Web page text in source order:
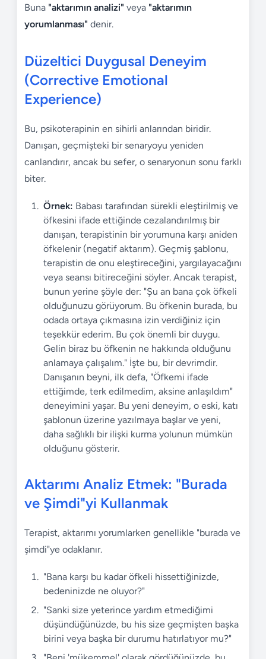
Buna "aktarımın analizi" veya "aktarımın
yorumlanması" denir.
Düzeltici Duygusal Deneyim
(Corrective Emotional
Experience)
Bu, psikoterapinin en sihirli anlarından biridir.
Danışan, geçmişteki bir senaryoyu yeniden
canlandırır, ancak bu sefer, o senaryonun sonu farklı
biter.
Örnek: Babası tarafından sürekli eleştirilmiş ve
öfkesini ifade ettiğinde cezalandırılmış bir
danışan, terapistinin bir yorumuna karşı aniden
öfkelenir (negatif aktarım). Geçmiş şablonu,
terapistin de onu eleştireceğini, yargılayacağını
veya seansı bitireceğini söyler. Ancak terapist,
bunun yerine şöyle der: "Şu an bana çok öfkeli
olduğunuzu görüyorum. Bu öfkenin burada, bu
odada ortaya çıkmasına izin verdiğiniz için
teşekkür ederim. Bu çok önemli bir duygu.
Gelin biraz bu öfkenin ne hakkında olduğunu
anlamaya çalışalım." İşte bu, bir devrimdir.
Danışanın beyni, ilk defa, "Öfkemi ifade
ettiğimde, terk edilmedim, aksine anlaşıldım"
deneyimini yaşar. Bu yeni deneyim, o eski, katı
şablonun üzerine yazılmaya başlar ve yeni,
daha sağlıklı bir ilişki kurma yolunun mümkün
olduğunu gösterir.
Aktarımı Analiz Etmek: "Burada
ve Şimdi"yi Kullanmak
Terapist, aktarımı yorumlarken genellikle "burada ve
şimdi"ye odaklanır.
"Bana karşı bu kadar öfkeli hissettiğinizde,
bedeninizde ne oluyor?"
"Sanki size yeterince yardım etmediğimi
düşündüğünüzde, bu his size geçmişten başka
birini veya başka bir durumu hatırlatıyor mu?"